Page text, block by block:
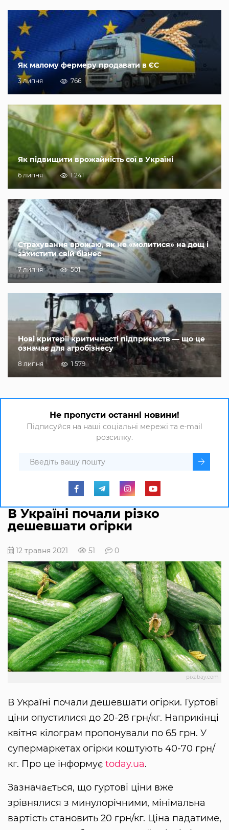
Як малому фермеру продавати в ЄС
3 липня 766
Як підвищити врожайність сої в Україні
6 липня 1 241
Страхування врожаю, як не «молитися» на дощ і
захистити свій бізнес
7 липня 501
Нові критерії критичності підприємств — що це
означає для агробізнесу
8 липня 1 579
Не пропусти останні новини!
Підписуйся на наші соціальні мережі та e-mail
розсилку.
В Україні почали різко
дешевшати огірки
12 травня 2021 51 0
pixabay.com
В Україні почали дешевшати огірки. Гуртові
ціни опустилися до 20-28 грн/кг. Наприкінці
квітня кілограм пропонували по 65 грн. У
супермаркетах огірки коштують 40-70 грн/
кг. Про це інформує today.ua.
Зазначається, що гуртові ціни вже
зрівнялися з минулорічними, мінімальна
вартість становить 20 грн/кг. Ціна падатиме,